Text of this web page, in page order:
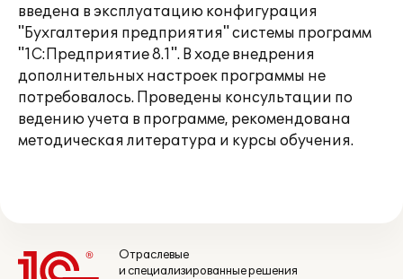
введена в эксплуатацию конфигурация
"Бухгалтерия предприятия" системы программ
"1С:Предприятие 8.1". В ходе внедрения
дополнительных настроек программы не
потребовалось. Проведены консультации по
ведению учета в программе, рекомендована
методическая литература и курсы обучения.
Отраслевые
и специализированные решения